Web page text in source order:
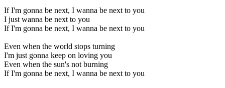
If I'm gonna be next, I wanna be next to you
I just wanna be next to you
If I'm gonna be next, I wanna be next to you
Even when the world stops turning
I'm just gonna keep on loving you
Even when the sun's not burning
If I'm gonna be next, I wanna be next to you